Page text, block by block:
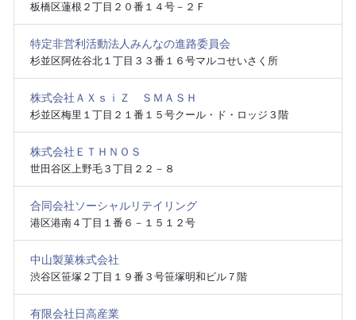
板橋区蓮根２丁目２０番１４号－２Ｆ
特定非営利活動法人みんなの進路委員会
杉並区阿佐谷北１丁目３３番１６号マルコせいさく所
株式会社ＡＸｓｉＺ ＳＭＡＳＨ
杉並区梅里１丁目２１番１５号クール・ド・ロッジ３階
株式会社ＥＴＨＮＯＳ
世田谷区上野毛３丁目２２－８
合同会社ソーシャルリテイリング
港区港南４丁目１番６－１５１２号
中山製菓株式会社
渋谷区笹塚２丁目１９番３号笹塚明和ビル７階
有限会社日高産業